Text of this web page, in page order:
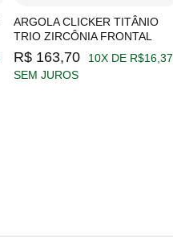
ARGOLA CLICKER TITÂNIO
TRIO ZIRCÔNIA FRONTAL
R$ 163,70
10X DE R$16,37
SEM JUROS